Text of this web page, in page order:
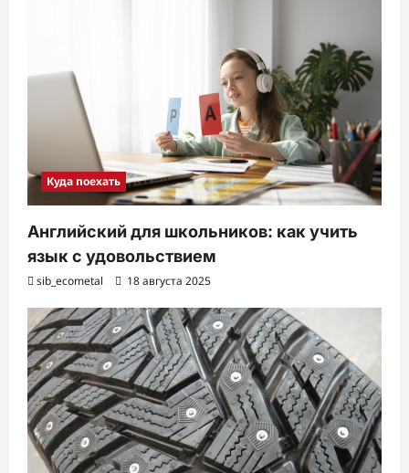
Куда поехать
Английский для школьников: как учить
язык с удовольствием
sib_ecometal 18 августа 2025